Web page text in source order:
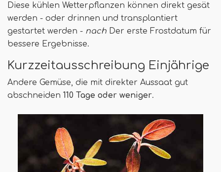
Diese kühlen Wetterpflanzen können direkt gesät
werden - oder drinnen und transplantiert
gestartet werden - nach Der erste Frostdatum für
bessere Ergebnisse.
Kurzzeitausschreibung Einjährige
Andere Gemüse, die mit direkter Aussaat gut
abschneiden 110 Tage oder weniger.